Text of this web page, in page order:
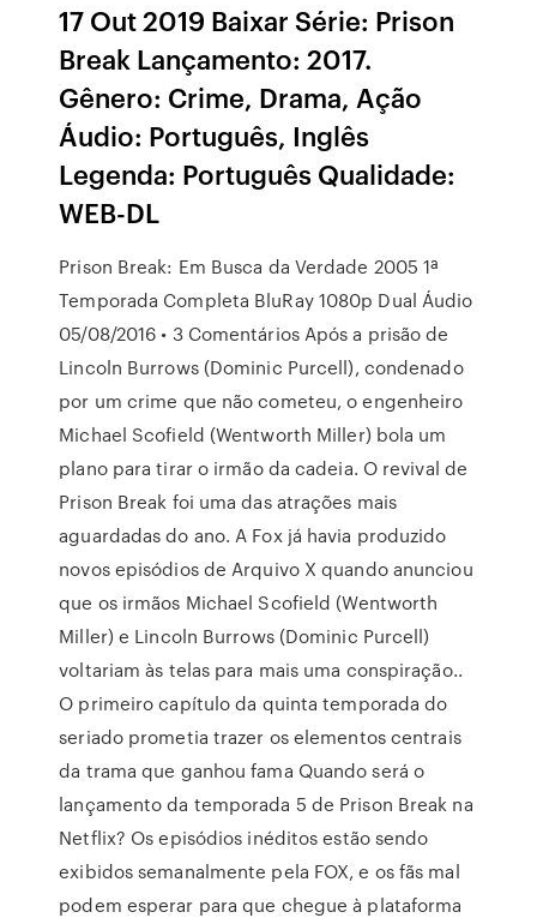
17 Out 2019 Baixar Série: Prison
Break Lançamento: 2017.
Gênero: Crime, Drama, Ação
Áudio: Português, Inglês
Legenda: Português Qualidade:
WEB-DL
Prison Break: Em Busca da Verdade 2005 1ª
Temporada Completa BluRay 1080p Dual Áudio
05/08/2016 • 3 Comentários Após a prisão de
Lincoln Burrows (Dominic Purcell), condenado
por um crime que não cometeu, o engenheiro
Michael Scofield (Wentworth Miller) bola um
plano para tirar o irmão da cadeia. O revival de
Prison Break foi uma das atrações mais
aguardadas do ano. A Fox já havia produzido
novos episódios de Arquivo X quando anunciou
que os irmãos Michael Scofield (Wentworth
Miller) e Lincoln Burrows (Dominic Purcell)
voltariam às telas para mais uma conspiração..
O primeiro capítulo da quinta temporada do
seriado prometia trazer os elementos centrais
da trama que ganhou fama Quando será o
lançamento da temporada 5 de Prison Break na
Netflix? Os episódios inéditos estão sendo
exibidos semanalmente pela FOX, e os fãs mal
podem esperar para que chegue à plataforma